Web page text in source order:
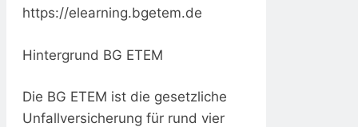
https://elearning.bgetem.de
Hintergrund BG ETEM
Die BG ETEM ist die gesetzliche
Unfallversicherung für rund vier